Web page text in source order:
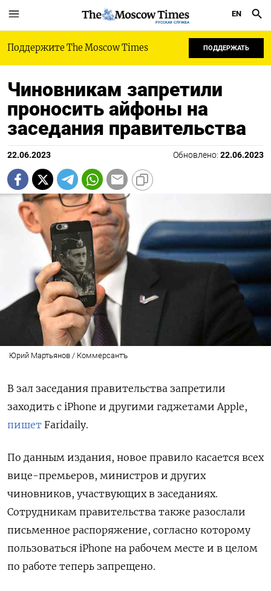
РУССКАЯ СЛУЖБА
EN
Поддержите The Moscow Times ПОДДЕРЖАТЬ
Чиновникам запретили
проносить айфоны на
заседания правительства
22.06.2023 Обновлено: 22.06.2023
Юрий Мартьянов / Коммерсантъ
В зал заседания правительства запретили
заходить с iPhone и другими гаджетами Apple,
пишет Faridaily.
По данным издания, новое правило касается всех
вице-премьеров, министров и других
чиновников, участвующих в заседаниях.
Сотрудникам правительства также разослали
письменное распоряжение, согласно которому
пользоваться iPhone на рабочем месте и в целом
по работе теперь запрещено.